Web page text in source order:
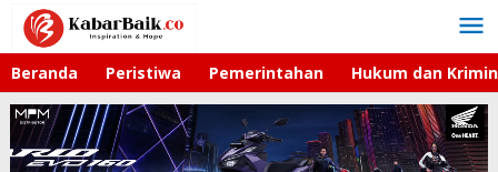
Lewati
konten
Beranda Peristiwa Pemerintahan Hukum dan